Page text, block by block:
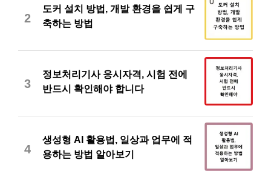
2
도커 설치 방법, 개발 환경을 쉽게 구
축하는 방법
3
정보처리기사 응시자격, 시험 전에
반드시 확인해야 합니다
4
생성형 AI 활용법, 일상과 업무에 적
용하는 방법 알아보기